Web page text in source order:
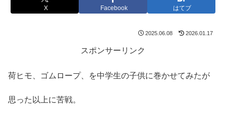
X Facebook はてブ
2025.06.08 2026.01.17
スポンサーリンク
荷ヒモ、ゴムロープ、を中学生の子供に巻かせてみたが
思った以上に苦戦。